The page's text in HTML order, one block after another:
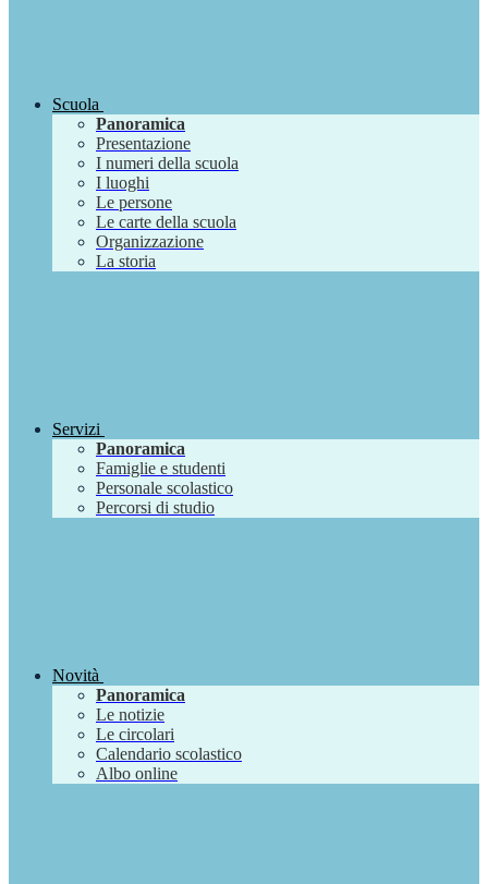
Scuola
Panoramica
Presentazione
I numeri della scuola
I luoghi
Le persone
Le carte della scuola
Organizzazione
La storia
Servizi
Panoramica
Famiglie e studenti
Personale scolastico
Percorsi di studio
Novità
Panoramica
Le notizie
Le circolari
Calendario scolastico
Albo online